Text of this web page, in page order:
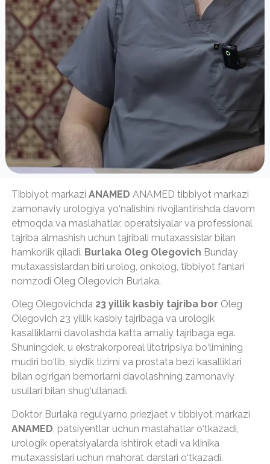
Tibbiyot markazi ANAMED ANAMED tibbiyot markazi
zamonaviy urologiya yo‘nalishini rivojlantirishda davom
etmoqda va maslahatlar, operatsiyalar va professional
tajriba almashish uchun tajribali mutaxassislar bilan
hamkorlik qiladi. Burlaka Oleg Olegovich Bunday
mutaxassislardan biri urolog, onkolog, tibbiyot fanlari
nomzodi Oleg Olegovich Burlaka.
Oleg Olegovichda 23 yillik kasbiy tajriba bor Oleg
Olegovich 23 yillik kasbiy tajribaga va urologik
kasalliklarni davolashda katta amaliy tajribaga ega.
Shuningdek, u ekstrakorporeal litotripsiya bo‘limining
mudiri bo‘lib, siydik tizimi va prostata bezi kasalliklari
bilan og‘rigan bemorlarni davolashning zamonaviy
usullari bilan shug‘ullanadi.
Doktor Burlaka regulyarno priezjaet v tibbiyot markazi
ANAMED , patsiyentlar uchun maslahatlar o‘tkazadi,
urologik operatsiyalarda ishtirok etadi va klinika
mutaxassislari uchun mahorat darslari o‘tkazadi.